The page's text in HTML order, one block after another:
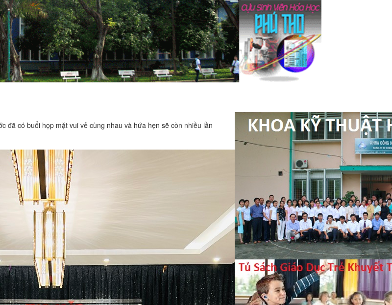
đã có buổi họp mặt vui vẻ cùng nhau và hứa hẹn sẽ còn nhiều lần